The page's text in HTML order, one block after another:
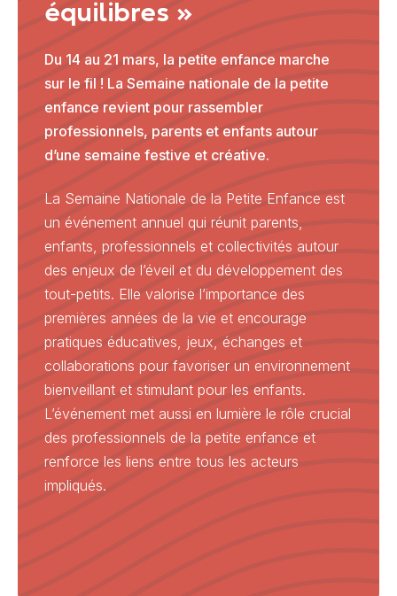
équilibres »
Du 14 au 21 mars, la petite enfance marche
sur le fil ! La Semaine nationale de la petite
enfance revient pour rassembler
professionnels, parents et enfants autour
d’une semaine festive et créative.
La Semaine Nationale de la Petite Enfance est
un événement annuel qui réunit parents,
enfants, professionnels et collectivités autour
des enjeux de l’éveil et du développement des
tout-petits. Elle valorise l’importance des
premières années de la vie et encourage
pratiques éducatives, jeux, échanges et
collaborations pour favoriser un environnement
bienveillant et stimulant pour les enfants.
L’événement met aussi en lumière le rôle crucial
des professionnels de la petite enfance et
renforce les liens entre tous les acteurs
impliqués.